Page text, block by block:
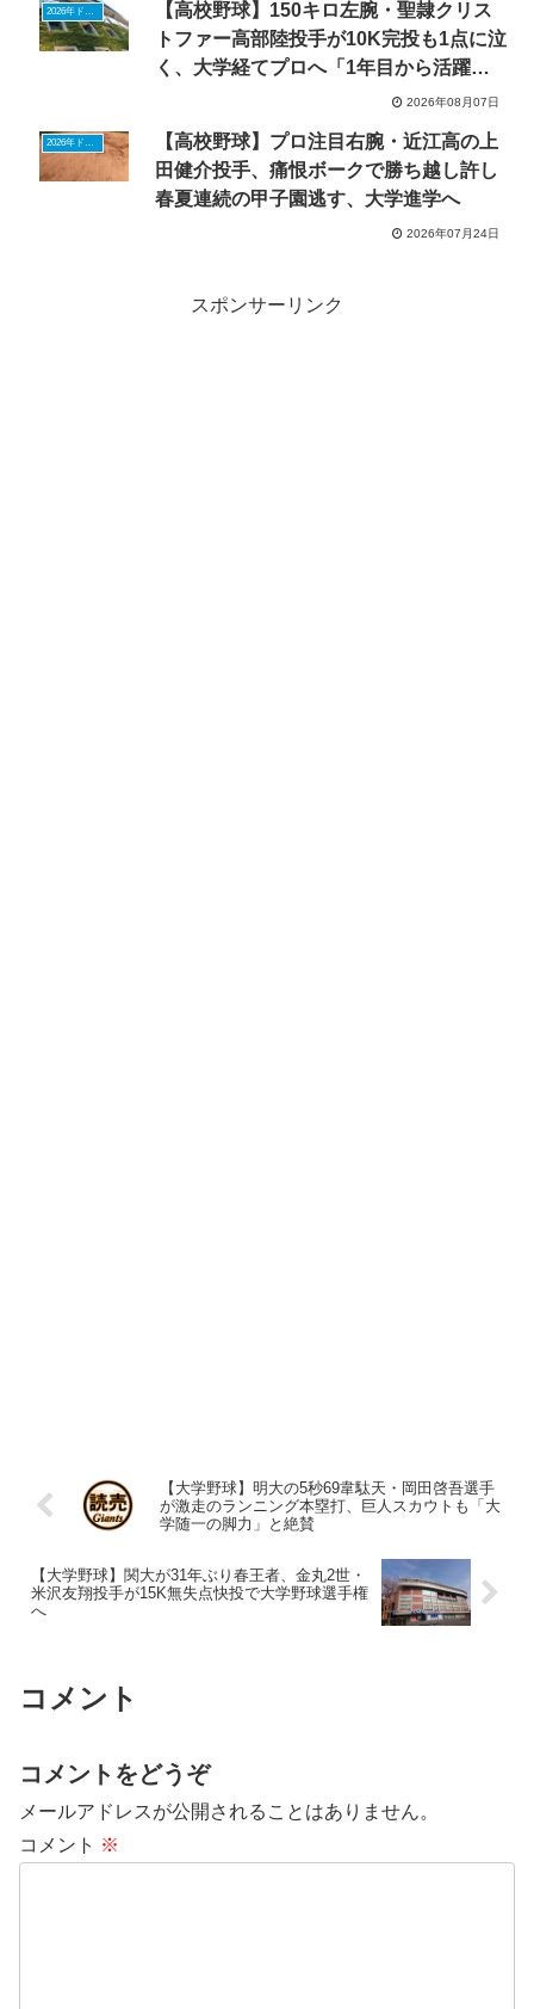
2026年ドラフトニュース
【高校野球】150キロ左腕・聖隷クリス
トファー高部陸投手が10K完投も1点に泣
く、大学経てプロへ「1年目から活躍
2026年08月07日
2026年ドラフトニュース
【高校野球】プロ注目右腕・近江高の上
田健介投手、痛恨ボークで勝ち越し許し
春夏連続の甲子園逃す、大学進学へ
2026年07月24日
スポンサーリンク
【大学野球】明大の5秒69韋駄天・岡田啓吾選手
が激走のランニング本塁打、巨人スカウトも「大
学随一の脚力」と絶賛
【大学野球】関大が31年ぶり春王者、金丸2世・
米沢友翔投手が15K無失点快投で大学野球選手権
へ
コメント
コメントをどうぞ
メールアドレスが公開されることはありません。
コメント ※